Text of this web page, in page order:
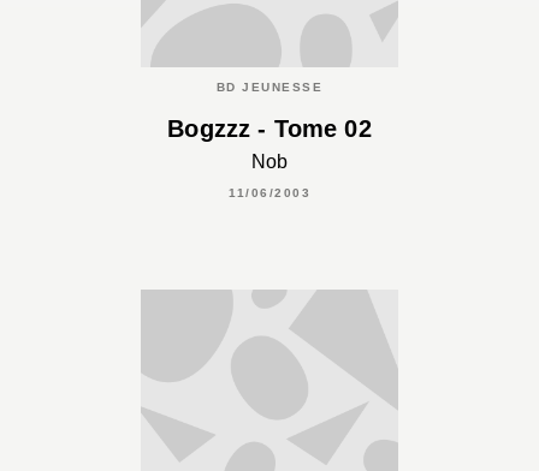
BD JEUNESSE
Bogzzz - Tome 02
Nob
11/06/2003